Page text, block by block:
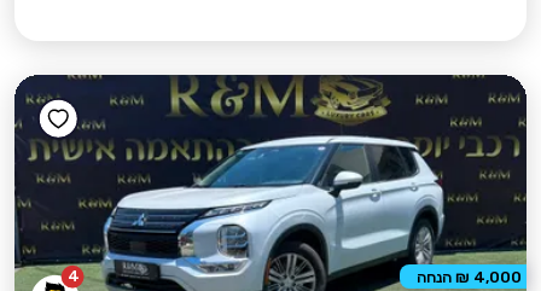
4 4,000 ₪ הנחה